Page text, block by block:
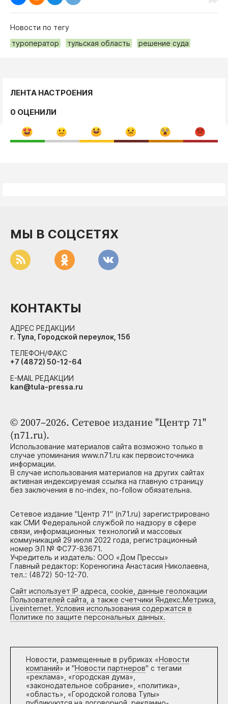
Новости по тегу
туроператор
тульская область решение суда
ЛЕНТА НАСТРОЕНИЯ
0 ОЦЕНИЛИ
© 2007–2026. Сетевое издание "Центр 71"
(n71.ru).
Использование материалов сайта возможно только в
случае упоминания www.n71.ru как первоисточника
информации.
В случае использования материалов на других сайтах
активная индексируемая ссылка на главную страницу
без заключения в no-index, no-follow обязательна.
Сетевое издание "Центр 71" (n71.ru) зарегистрировано
как СМИ Федеральной службой по надзору в сфере
связи, информационных технологий и массовых
коммуникаций 29 июля 2022 года, регистрационный
номер ЭЛ № ФС77-83671.
Учредитель и издатель: ООО «Дом Прессы»
Главный редактор: Коренюгина Анастасия Николаевна,
тел.: (4872) 50-12-70.
Сайт использует IP адреса, cookie, данные геолокации
Пользователей сайта, а также счетчики Яндекс.Метрика,
Liveinternet. Условия использования содержатся в
Политике по защите персональных данных.
Новости, размещенные в рубриках «Новости
компаний» и "Новости партнеров" с тегами
«реклама», «городская дума»,
«законодательное собрание», «политика»,
«область», «Городской голова Тулы»
МЫ В СОЦСЕТЯХ
КОНТАКТЫ
АДРЕС РЕДАКЦИИ
г. Тула, Городской переулок, 15б
ТЕЛЕФОН/ФАКС
+7 (4872) 50-12-64
E-MAIL РЕДАКЦИИ
kan@tula-pressa.ru